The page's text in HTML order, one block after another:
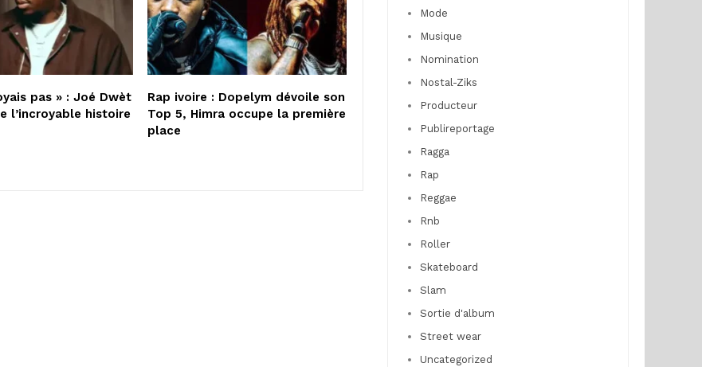
pas » : Joé Dwèt
l’incroyable histoire
Rap ivoire : Dopelym dévoile son
Top 5, Himra occupe la première
place
Mode
Musique
Nomination
Nostal-Ziks
Producteur
Publireportage
Ragga
Rap
Reggae
Rnb
Roller
Skateboard
Slam
Sortie d'album
Street wear
Uncategorized